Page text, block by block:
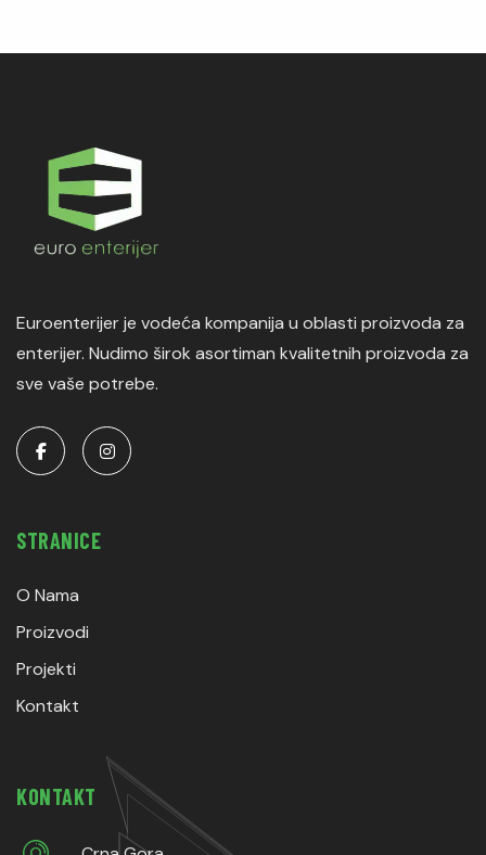
Euroenterijer je vodeća kompanija u oblasti proizvoda za
enterijer. Nudimo širok asortiman kvalitetnih proizvoda za
sve vaše potrebe.
STRANICE
O Nama
Proizvodi
Projekti
Kontakt
KONTAKT